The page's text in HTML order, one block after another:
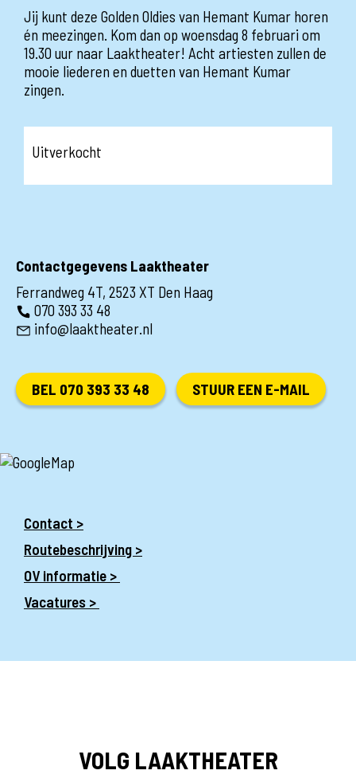
Jij kunt deze Golden Oldies van Hemant Kumar horen
én meezingen. Kom dan op woensdag 8 februari om
19.30 uur naar Laaktheater! Acht artiesten zullen de
mooie liederen en duetten van Hemant Kumar
zingen.
Uitverkocht
Contactgegevens Laaktheater
Ferrandweg 4T, 2523 XT Den Haag
070 393 33 48
info@laaktheater.nl
BEL 070 393 33 48 STUUR EEN E-MAIL
Contact >
Routebeschrijving >
OV informatie >
Vacatures >
VOLG LAAKTHEATER